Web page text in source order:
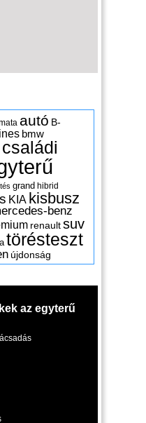
autó B-
bmw
családi
grand hibrid
KIA kisbusz
benz
renaultsuv
törésteszt
újdonság
az egyterű